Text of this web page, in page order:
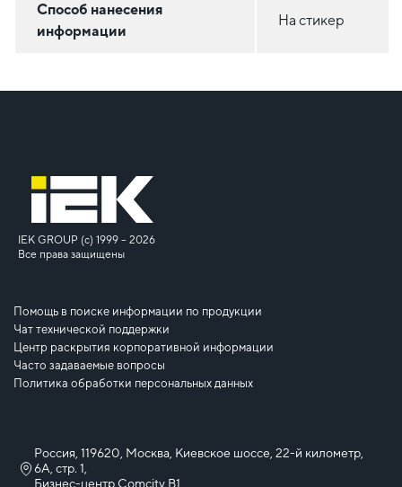
Способ нанесения
информации
На стикер
IEK GROUP (c) 1999 – 2026
Все права защищены
Помощь в поиске информации по продукции
Чат технической поддержки
Центр раскрытия корпоративной информации
Часто задаваемые вопросы
Политика обработки персональных данных
Россия, 119620, Москва, Киевское шоссе, 22-й километр,
6А, стр. 1,
Бизнес-центр Comcity B1